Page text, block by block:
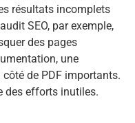
résultats incomplets
SEO, par exemple,
des pages
une
de PDF importants.
des efforts inutiles.